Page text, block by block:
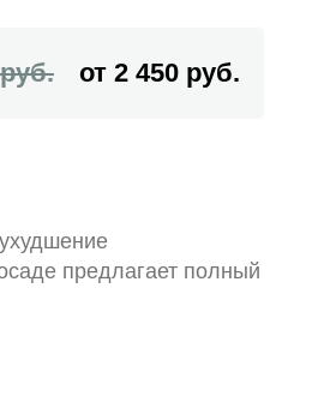
от 2 450 руб.
предлагает полный